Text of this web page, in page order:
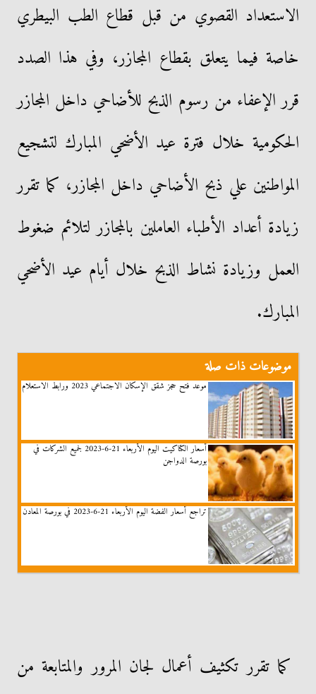
الاستعداد القصوي من قبل قطاع الطب البيطري
خاصة فيما يتعلق بقطاع المجازر، وفي هذا الصدد
قرر الإعفاء من رسوم الذبح للأضاحي داخل المجازر
الحكومية خلال فترة عيد الأضحي المبارك لتشجيع
المواطنين علي ذبح الأضاحي داخل المجازر، كما تقرر
زيادة أعداد الأطباء العاملين بالمجازر لتلائم ضغوط
العمل وزيادة نشاط الذبح خلال أيام عيد الأضحي
المبارك.
موضوعات ذات صلة
موعد فتح حجز شقق الإسكان الاجتماعي 2023 ورابط الاستعلام
أسعار الكتاكيت اليوم الأربعاء 21-6-2023 لجميع الشركات في
بورصة الدواجن
تراجع أسعار الفضة اليوم الأربعاء 21-6-2023 في بورصة المعادن
كما تقرر تكثيف أعمال لجان المرور والمتابعة من